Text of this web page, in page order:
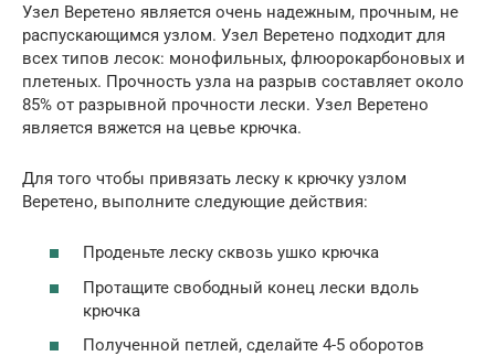
Узел Веретено является очень надежным, прочным, не
распускающимся узлом. Узел Веретено подходит для
всех типов лесок: монофильных, флюорокарбоновых и
плетеных. Прочность узла на разрыв составляет около
85% от разрывной прочности лески. Узел Веретено
является вяжется на цевье крючка.
Для того чтобы привязать леску к крючку узлом
Веретено, выполните следующие действия:
Проденьте леску сквозь ушко крючка
Протащите свободный конец лески вдоль
крючка
Полученной петлей, сделайте 4-5 оборотов